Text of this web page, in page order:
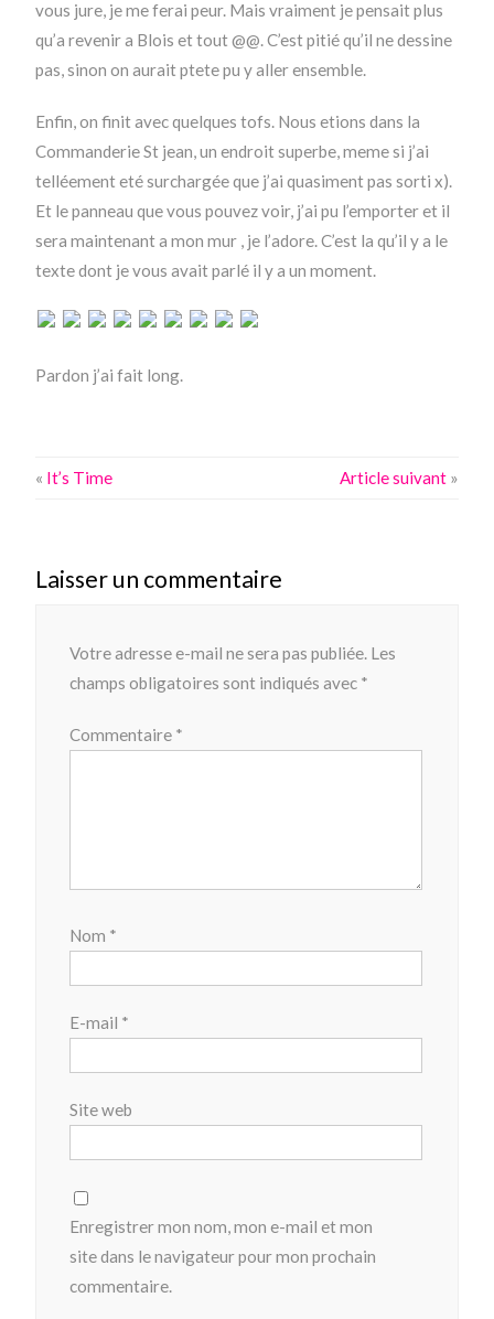
vous jure, je me ferai peur. Mais vraiment je pensait plus
qu’a revenir a Blois et tout @@. C’est pitié qu’il ne dessine
pas, sinon on aurait ptete pu y aller ensemble.
Enfin, on finit avec quelques tofs. Nous etions dans la
Commanderie St jean, un endroit superbe, meme si j’ai
telléement eté surchargée que j’ai quasiment pas sorti x).
Et le panneau que vous pouvez voir, j’ai pu l’emporter et il
sera maintenant a mon mur , je l’adore. C’est la qu’il y a le
texte dont je vous avait parlé il y a un moment.
Pardon j’ai fait long.
« It’s Time Article suivant»
Laisser un commentaire
Votre adresse e-mail ne sera pas publiée. Les
champs obligatoires sont indiqués avec *
Commentaire *
Nom *
E-mail *
Site web
Enregistrer mon nom, mon e-mail et mon
site dans le navigateur pour mon prochain
commentaire.